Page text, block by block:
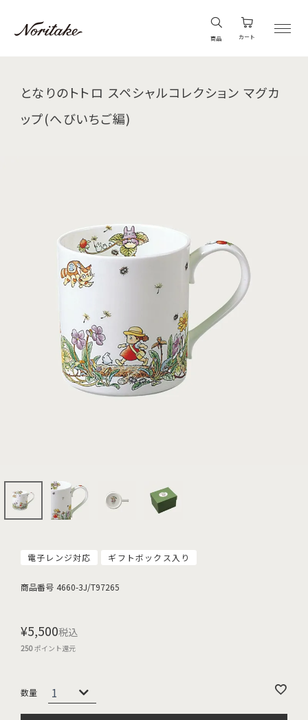
商品 カート
となりのトトロ スペシャルコレクション マグカ
ップ(へびいちご編)
電子レンジ対応 ギフトボックス入り
商品番号 4660-3J/T97265
¥5,500税込
250ポイント還元